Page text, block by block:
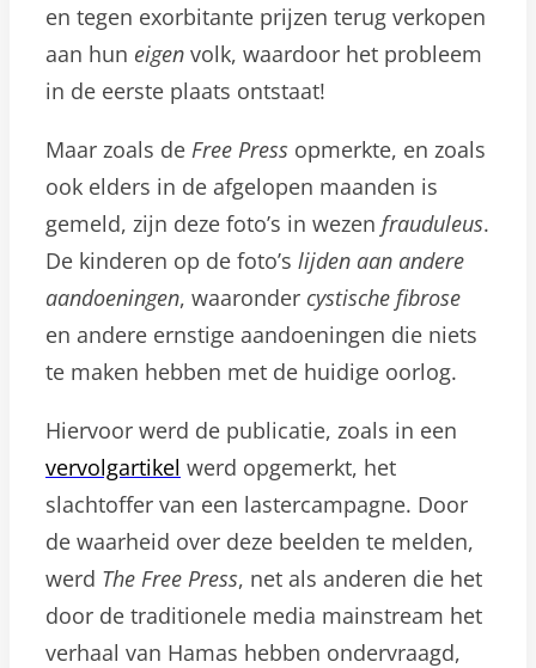
en tegen exorbitante prijzen terug verkopen
aan hun eigen volk, waardoor het probleem
in de eerste plaats ontstaat!
Maar zoals de Free Press opmerkte, en zoals
ook elders in de afgelopen maanden is
gemeld, zijn deze foto’s in wezen frauduleus.
De kinderen op de foto’s lijden aan andere
aandoeningen, waaronder cystische fibrose
en andere ernstige aandoeningen die niets
te maken hebben met de huidige oorlog.
Hiervoor werd de publicatie, zoals in een
vervolgartikel werd opgemerkt, het
slachtoffer van een lastercampagne. Door
de waarheid over deze beelden te melden,
werd The Free Press, net als anderen die het
door de traditionele media mainstream het
verhaal van Hamas hebben ondervraagd,